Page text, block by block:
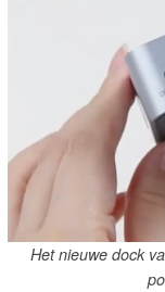
Het nieuwe dock